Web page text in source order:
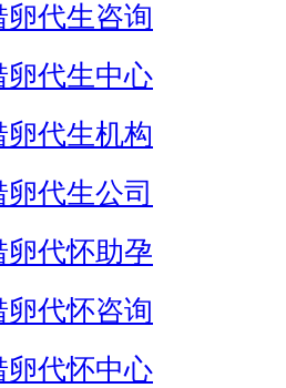
卵代生咨询
卵代生中心
卵代生机构
代生公司
卵代怀助孕
卵代怀咨询
卵代怀中心